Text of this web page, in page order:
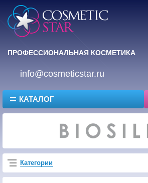
ПРОФЕССИОНАЛЬНАЯ КОСМЕТИКА
info@cosmeticstar.ru
КАТАЛОГ
Категории